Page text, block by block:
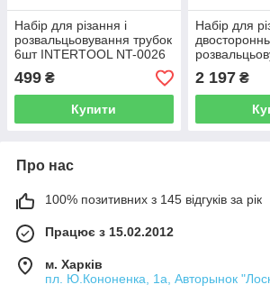
Набір для різання і
розвальцьовування трубок
6шт INTERTOOL NT-0026
499 ₴
Купити
Набір для
(метричні
5632M
2 197₴
Про нас
100% позитивних з 145 відгуків за рік
Працює з 15.02.2012
м. Харків
пл. Ю.Кононенка, 1а, Авторынок